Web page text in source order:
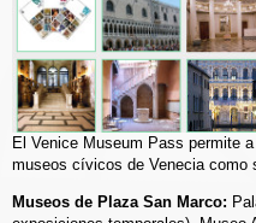
El Venice Museum Pass permite
museos cívicos de Venecia como
Museos de Plaza San Marco: